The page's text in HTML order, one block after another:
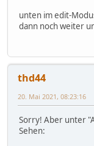
unten im edit-
dann noch weiter
thd44
20. Mai 2021, 08:23:16
Sorry! Aber unter
Sehen: